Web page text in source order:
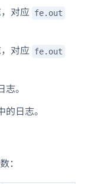
对应 fe.out
对应 fe.out
。
的日志。
：